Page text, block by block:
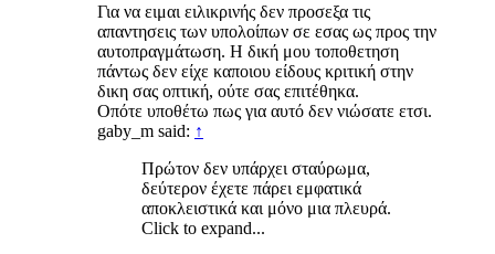
Για να ειμαι ειλικρινής δεν προσεξα τις
απαντησεις των υπολοίπων σε εσας ως προς την
αυτοπραγμάτωση. Η δική μου τοποθετηση
πάντως δεν είχε καποιου είδους κριτική στην
δικη σας οπτική, ούτε σας επιτέθηκα.
Οπότε υποθέτω πως για αυτό δεν νιώσατε ετσι.
gaby_m said: ↑
Πρώτον δεν υπάρχει σταύρωμα,
δεύτερον έχετε πάρει εμφατικά
αποκλειστικά και μόνο μια πλευρά.
Click to expand...